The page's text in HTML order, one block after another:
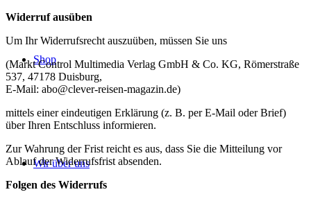
Shop
Wir über uns
Widerruf ausüben
Um Ihr Widerrufsrecht auszuüben, müssen Sie uns
(Markt Control Multimedia Verlag GmbH & Co. KG, Römerstraße
537, 47178 Duisburg,
E-Mail: abo@clever-reisen-magazin.de)
mittels einer eindeutigen Erklärung (z. B. per E-Mail oder Brief)
über Ihren Entschluss informieren.
Zur Wahrung der Frist reicht es aus, dass Sie die Mitteilung vor
Ablauf der Widerrufsfrist absenden.
Folgen des Widerrufs